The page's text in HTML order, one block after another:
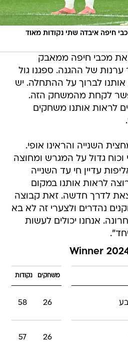
חיפה איבדה שתי נקודות מאוד
את מכבי חיפה ממאבק
של ההגנה. ספגנו גול
אותנו לברוך על ההתחלה. יש
לקחת מהמשחק הזה.
לראות אותנו משחקים
השנייה והראינו אופי.
גדול על המגרש ומחוצה
עדיין חי עד השנייה
לראות אותנו במקום
לדרך חדשה. זאת קבוצה
נהדרים ולצערי זה לא בא
אנחנו יכולים לעשות
משחקים נקודות
26
58
26
57